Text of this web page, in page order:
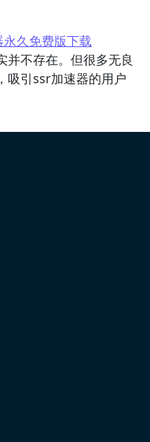
久免费版下载
并不存在。但很多无良
吸引ssr加速器的用户